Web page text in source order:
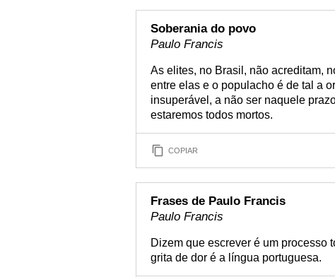
Soberania do povo
Paulo Francis
As elites, no Brasil, não acreditam,
entre elas e o populacho é de tal a
insuperável, a não ser naquele
estaremos todos mortos.
COPIAR
Frases de Paulo Francis
Paulo Francis
Dizem que escrever é um processo
grita de dor é a língua portuguesa.